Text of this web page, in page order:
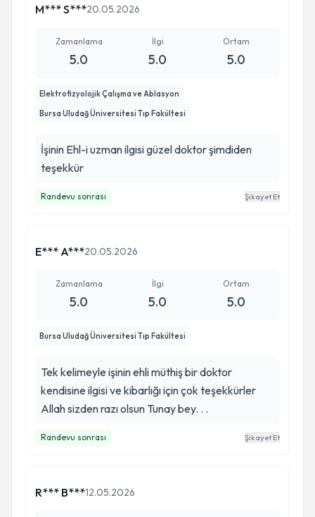
M*** S***20.05.2026
Zamanlama
5.0
İlgi
5.0
Ortam
5.0
Elektrofizyolojik Çalışma ve Ablasyon
Bursa Uludağ Üniversitesi Tıp Fakültesi
İşinin Ehl-i uzman ilgisi güzel doktor şimdiden
teşekkür
Randevu sonrası Şikayet Et
E*** A***20.05.2026
Zamanlama
5.0
İlgi
5.0
Ortam
5.0
Bursa Uludağ Üniversitesi Tıp Fakültesi
Tek kelimeyle işinin ehli müthiş bir doktor
kendisine ilgisi ve kibarlığı için çok teşekkürler
Allah sizden razı olsun Tunay bey. . .
Randevu sonrası Şikayet Et
R*** B***12.05.2026